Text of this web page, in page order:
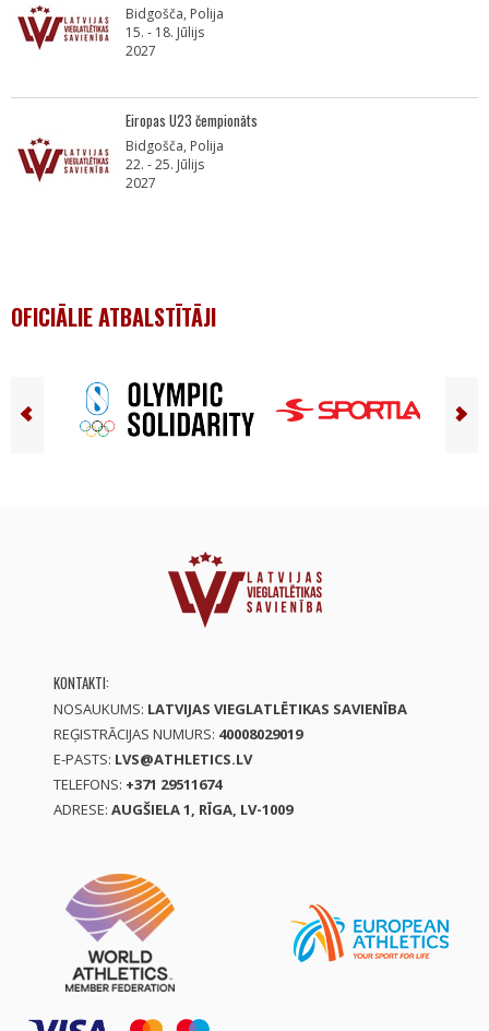
Bidgošča, Polija
15. - 18. Jūlijs
2027
Eiropas U23 čempionāts
Bidgošča, Polija
22. - 25. Jūlijs
2027
OFICIĀLIE ATBALSTĪTĀJI
KONTAKTI:
NOSAUKUMS: LATVIJAS VIEGLATLĒTIKAS SAVIENĪBA
REĢISTRĀCIJAS NUMURS: 40008029019
E-PASTS: LVS@ATHLETICS.LV
TELEFONS: +371 29511674
ADRESE: AUGŠIELA 1, RĪGA, LV-1009